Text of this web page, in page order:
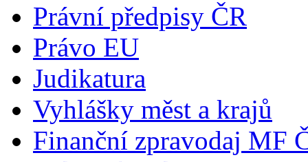
Právní předpisy ČR
Právo EU
Judikatura
Vyhlášky měst a krajů
Finanční zpravodaj MF